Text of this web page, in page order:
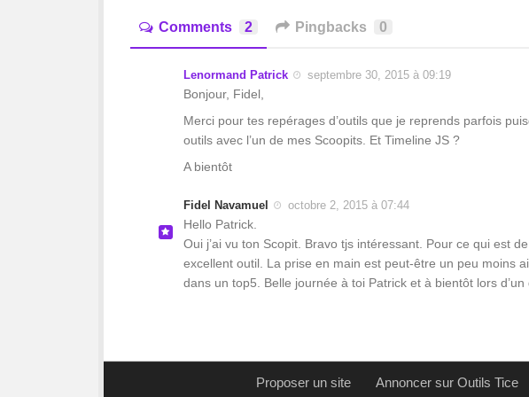
Comments 2 Pingbacks 0
Lenormand Patrick septembre 30, 2015 à 09:19
Bonjour, Fidel,
Merci pour tes repérages d’outils que je reprends parfois
outils avec l’un de mes Scoopits. Et Timeline JS ?
A bientôt
Fidel Navamuel octobre 2, 2015 à 07:44
Hello Patrick.
Oui j’ai vu ton Scopit. Bravo tjs intéressant. Pour ce qui est
excellent outil. La prise en main est peut-être un peu moins
dans un top5. Belle journée à toi Patrick et à bientôt lors
Proposer un site Annoncer sur Outils Tice